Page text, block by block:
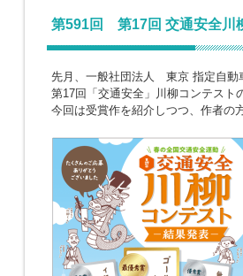
第591回 第17回 交通安全川
先月、一般社団法人 東京 指定自動
第17回「交通安全」川柳コンテスト
今回は受賞作を紹介しつつ、作者の